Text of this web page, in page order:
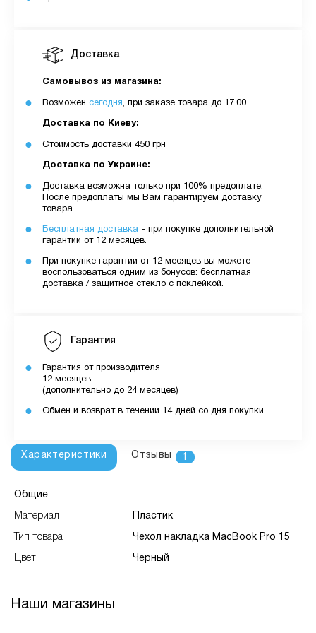
Доставка
Самовывоз из магазина:
Возможен сегодня, при заказе товара до 17.00
Доставка по Киеву:
Стоимость доставки 450 грн
Доставка по Украине:
Доставка возможна только при 100% предоплате.
После предоплаты мы Вам гарантируем доставку
товара.
Бесплатная доставка - при покупке дополнительной
гарантии от 12 месяцев.
При покупке гарантии от 12 месяцев вы можете
воспользоваться одним из бонусов: бесплатная
доставка / защитное стекло с поклейкой.
Гарантия
Гарантия от производителя
12 месяцев
(дополнительно до 24 месяцев)
Обмен и возврат в течении 14 дней со дня покупки
Характеристики Отзывы 1
Общие
Материал Пластик
Тип товара Чехол накладка MacBook Pro 15
Цвет Черный
Наши магазины